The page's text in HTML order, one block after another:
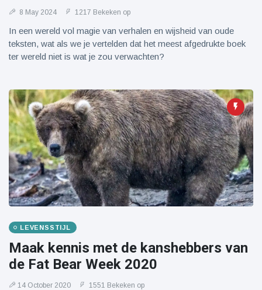
8 May 2024 1217 Bekeken op
In een wereld vol magie van verhalen en wijsheid van oude
teksten, wat als we je vertelden dat het meest afgedrukte boek
ter wereld niet is wat je zou verwachten?
LEVENSSTIJL
Maak kennis met de kanshebbers van
de Fat Bear Week 2020
14 October 2020 1551 Bekeken op